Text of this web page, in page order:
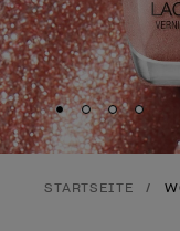
Skip to slide
Skip to
Skip to
STARTSEITE